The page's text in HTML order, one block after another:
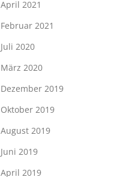
April 2021
Februar 2021
Juli 2020
März 2020
Dezember 2019
Oktober 2019
August 2019
Juni 2019
April 2019